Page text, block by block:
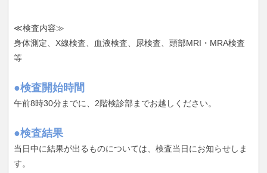
≪検査内容≫
身体測定、X線検査、血液検査、尿検査、頭部MRI・MRA検査
等
●検査開始時間
午前8時30分までに、2階検診部までお越しください。
●検査結果
当日中に結果が出るものについては、検査当日にお知らせしま
す。